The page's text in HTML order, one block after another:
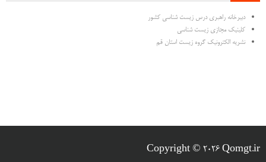
دبیرخانه راهبری درس زیست شناسی کشور
کلینیک مجازی زیست شناسی
نشریه الکترونیک گروه زیست استان قم
Copyright © 2026 Qomgt.ir